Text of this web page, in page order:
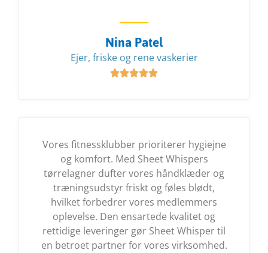
Nina Patel
Ejer, friske og rene vaskerier

Vores fitnessklubber prioriterer hygiejne
og komfort. Med Sheet Whispers
tørrelagner dufter vores håndklæder og
træningsudstyr friskt og føles blødt,
hvilket forbedrer vores medlemmers
oplevelse. Den ensartede kvalitet og
rettidige leveringer gør Sheet Whisper til
en betroet partner for vores virksomhed.